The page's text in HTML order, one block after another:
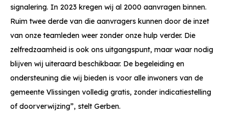
signalering. In 2023 kregen wij al 2000 aanvragen binnen.
Ruim twee derde van die aanvragers kunnen door de inzet
van onze teamleden weer zonder onze hulp verder. Die
zelfredzaamheid is ook ons uitgangspunt, maar waar nodig
blijven wij uiteraard beschikbaar. De begeleiding en
ondersteuning die wij bieden is voor alle inwoners van de
gemeente Vlissingen volledig gratis, zonder indicatiestelling
of doorverwijzing”, stelt Gerben.